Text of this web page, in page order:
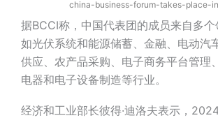
china-business-forum-takes-place-
据BCCI称，中国代表团的成员来自多个
如光伏系统和能源储蓄、金融、电动汽
供应、农产品采购、电子商务平台管理
电器和电子设备制造等行业。
经济和工业部长彼得·迪洛夫表示，